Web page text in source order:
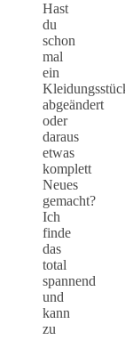
Hast
du
schon
mal
ein
abgeändert
oder
daraus
etwas
komplett
Neues
gemacht?
Ich
finde
das
total
spannend
und
kann
zu